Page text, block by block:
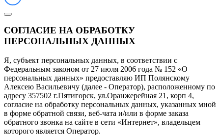
СОГЛАСИЕ НА ОБРАБОТКУ
ПЕРСОНАЛЬНЫХ ДАННЫХ
Я, субъект персональных данных, в соответствии с
Федеральным законом от 27 июля 2006 года № 152 «О
персональных данных» предоставляю ИП Полянскому
Алексею Васильевичу (далее - Оператор), расположенному по
адресу 357502 г.Пятигорск, ул.Оранжерейная 21, корп 4,
согласие на обработку персональных данных, указанных мной
в форме обратной связи, веб-чата и/или в форме заказа
обратного звонка на сайте в сети «Интернет», владельцем
которого является Оператор.